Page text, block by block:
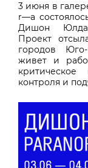
3 июня в
r—a
Дишон Юлдаш
Проект
городов
живет и
контроля и